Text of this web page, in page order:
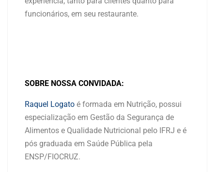
funcionários, em seu restaurante.
SOBRE NOSSA CONVIDADA:
Raquel Logato é formada em Nutrição, possui
especialização em Gestão da Segurança de
Alimentos e Qualidade Nutricional pelo IFRJ e é
pós graduada em Saúde Pública pela
ENSP/FIOCRUZ.